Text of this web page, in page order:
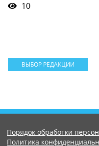
10
ВЫБОР РЕДАКЦИИ
Порядок обработки
Политика